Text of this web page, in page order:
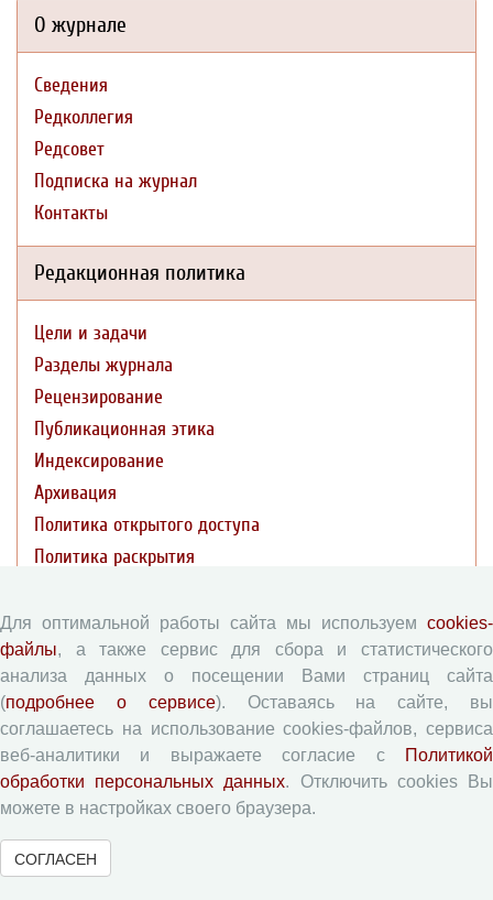
О журнале
Сведения
Редколлегия
Редсовет
Подписка на журнал
Контакты
Редакционная политика
Цели и задачи
Разделы журнала
Рецензирование
Публикационная этика
Индексирование
Архивация
Политика открытого доступа
Политика раскрытия
Публикации
Текущий номер (Том 19, №3, 2026)
Архив
Рубрики
Авторы
Статьи
Поиск
Подборка статей
Для оптимальной работы сайта мы используем cookies-
файлы, а также сервис для сбора и статистического
анализа данных о посещении Вами страниц сайта
(подробнее о сервисе). Оставаясь на сайте, вы
соглашаетесь на использование cookies-файлов, сервиса
веб-аналитики и выражаете согласие с
Политикой
обработки персональных данных. Отключить cookies Вы
можете в настройках своего браузера.
СОГЛАСЕН